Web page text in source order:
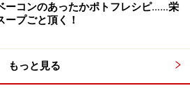
ーコンのあったかポトフレシピ……栄
ープごと頂く！
もっと見る